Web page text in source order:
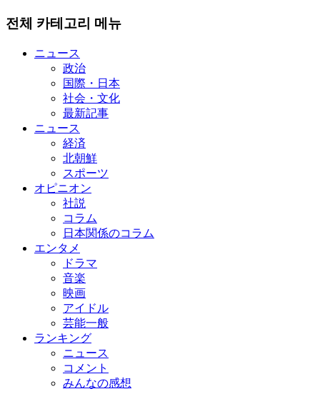
전체 카테고리 메뉴
ニュース
政治
国際・日本
社会・文化
最新記事
ニュース
経済
北朝鮮
スポーツ
オピニオン
社説
コラム
日本関係のコラム
エンタメ
ドラマ
音楽
映画
アイドル
芸能一般
ランキング
ニュース
コメント
みんなの感想